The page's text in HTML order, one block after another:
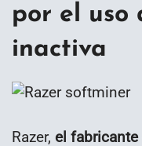
por el uso
inactiva
Razer, el fabricante